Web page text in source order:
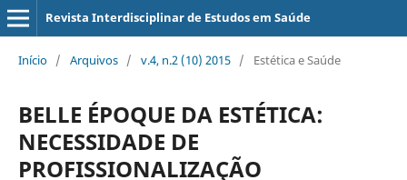
Revista Interdisciplinar de Estudos em Saúde
Início / Arquivos / v.4, n.2 (10) 2015 / Estética e Saúde
BELLE ÉPOQUE DA ESTÉTICA:
NECESSIDADE DE
PROFISSIONALIZAÇÃO